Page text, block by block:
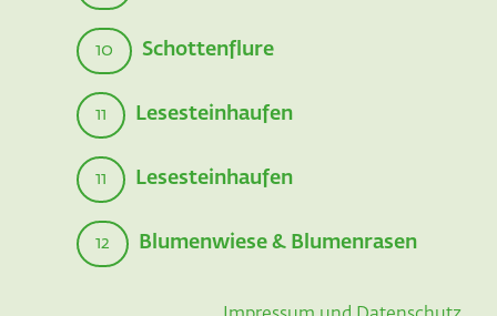
10 Schottenflure
11 Lesesteinhaufen
11 Lesesteinhaufen
12 Blumenwiese & Blumenrasen